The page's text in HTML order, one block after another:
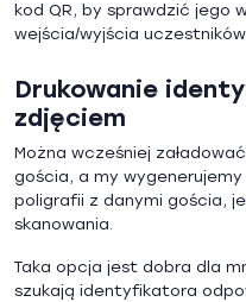
kod QR, by sprawdzić jego
wejścia/wyjścia
Drukowanie
zdjęciem
Można wcześniej
gościa, a my
poligrafii z danymi gościa,
skanowania.
Taka opcja jest dobra dla
szukają identyfikatora